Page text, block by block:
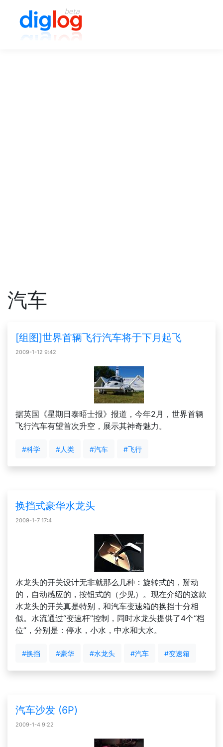
汽车
[组图]世界首辆飞行汽车将于下月起飞
2009-1-12 9:42
据英国《星期日泰晤士报》报道，今年2月，世界首辆
飞行汽车有望首次升空，展示其神奇魅力。
#科学 #人类 #汽车 #飞行
换挡式豪华水龙头
2009-1-7 17:4
水龙头的开关设计无非就那么几种：旋转式的，掰动
的，自动感应的，按钮式的（少见）。现在介绍的这款
水龙头的开关真是特别，和汽车变速箱的换挡十分相
似。水流通过“变速杆”控制，同时水龙头提供了4个“档
位”，分别是：停水，小水，中水和大水。
#换挡 #豪华 #水龙头 #汽车 #变速箱
汽车沙发 (6P)
2009-1-4 9:22